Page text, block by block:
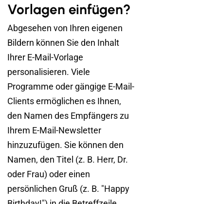
Vorlagen einfügen?
Abgesehen von Ihren eigenen
Bildern können Sie den Inhalt
Ihrer E-Mail-Vorlage
personalisieren. Viele
Programme oder gängige E-Mail-
Clients ermöglichen es Ihnen,
den Namen des Empfängers zu
Ihrem E-Mail-Newsletter
hinzuzufügen. Sie können den
Namen, den Titel (z. B. Herr, Dr.
oder Frau) oder einen
persönlichen Gruß (z. B. "Happy